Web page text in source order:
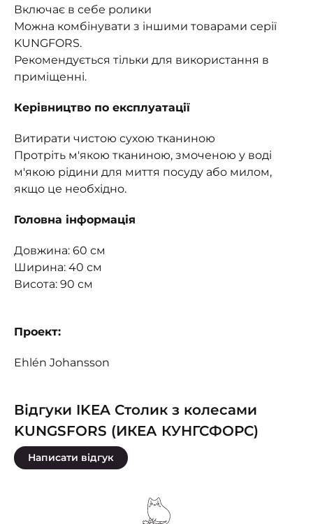
Включає в себе ролики
Можна комбінувати з іншими товарами серії
KUNGFORS.
Рекомендується тільки для використання в
приміщенні.
Керівництво по експлуатації
Витирати чистою сухою тканиною
Протріть м'якою тканиною, змоченою у воді
м'якою рідини для миття посуду або милом,
якщо це необхідно.
Головна інформація
Довжина: 60 см
Ширина: 40 см
Висота: 90 см
Проект:
Ehlén Johansson
Відгуки IKEA Столик з колесами
KUNGSFORS (ИКЕА КУНГСФОРС)
Написати відгук